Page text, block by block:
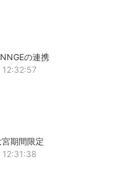
の連携
期間限定